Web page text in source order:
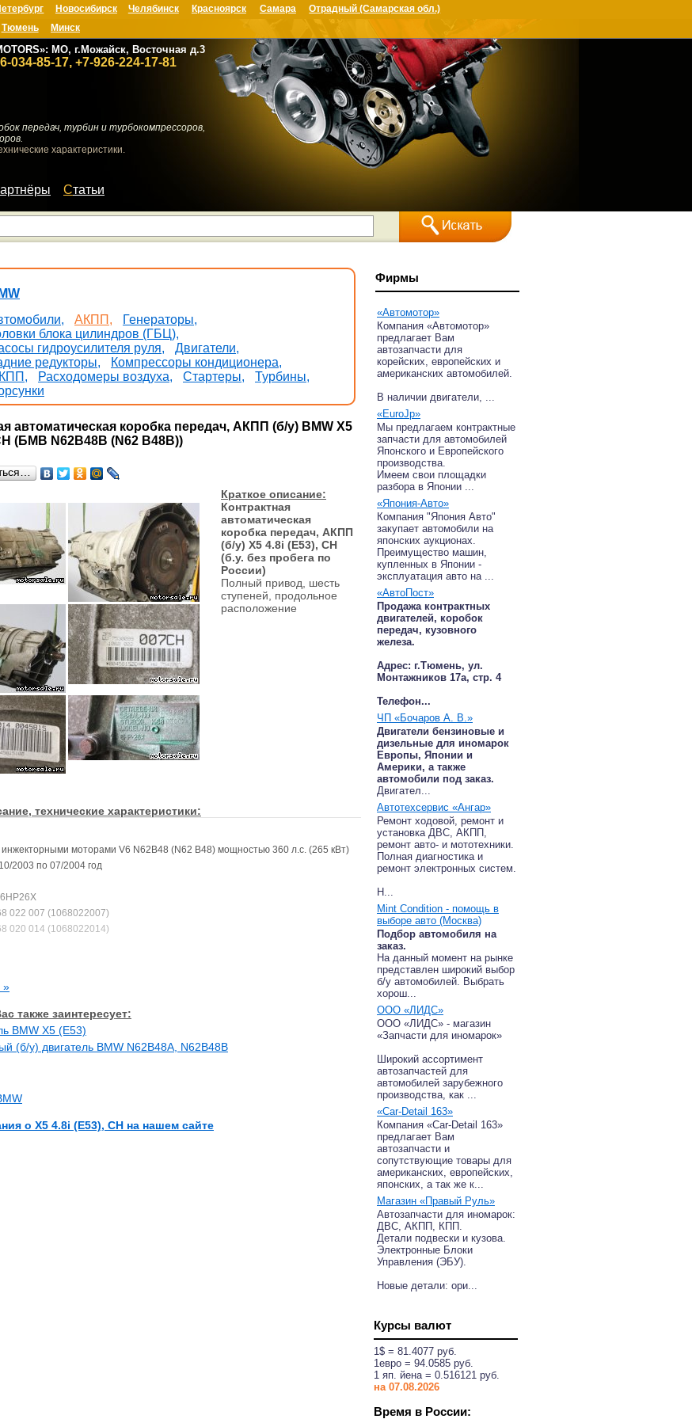
МО, г.Можайск, Восточная д.3
034-85-17, +7-926-224-17-81
Новосибирск Челябинск Красноярск Самара
Отрадный (Самарская обл.)
Тюмень Минск
передач, турбин и турбокомпрессоров,
характеристики.
Статьи
АКПП,
Генераторы,
блока цилиндров (ГБЦ),
гидроусилителя руля,
Двигатели,
редукторы,
Компрессоры кондиционера,
Расходомеры воздуха, Стартеры,
Турбины,
автоматическая коробка передач, АКПП (б/у) BMW X5
(БМВ N62B48B (N62 B48B))
Краткое описание:
Контрактная
автоматическая
коробка передач, АКПП
(б/у) X5 4.8i (E53), CH
(б.у. без пробега по
России)
Полный привод, шесть
ступеней, продольное
расположение
технические характеристики:
моторами V6 N62B48 (N62 B48) мощностью 360 л.с. (265 кВт)
2003 по 07/2004 год
022 007 (1068022007)
020 014 (1068022014)
»
также заинтересует:
BMW X5 (E53)
(б/у) двигатель BMW N62B48A, N62B48B
о X5 4.8i (E53), CH на нашем сайте
Фирмы
«Автомотор»
Компания «Автомотор»
предлагает Вам
автозапчасти для
корейских, европейских и
американских автомобилей.
В наличии двигатели, ...
«EuroJp»
Мы предлагаем контрактные
запчасти для автомобилей
Японского и Европейского
производства.
Имеем свои площадки
разбора в Японии ...
«Япония-Авто»
Компания "Япония Авто"
закупает автомобили на
японских аукционах.
Преимущество машин,
купленных в Японии -
эксплуатация авто на ...
«АвтоПост»
Продажа контрактных
двигателей, коробок
передач, кузовного
железа.
Адрес: г.Тюмень, ул.
Монтажников 17а, стр. 4
Телефон...
ЧП «Бочаров А. В.»
Двигатели бензиновые и
дизельные для иномарок
Европы, Японии и
Америки, а также
автомобили под заказ.
Двигател...
Автотехсервис «Ангар»
Ремонт ходовой, ремонт и
установка ДВС, АКПП,
ремонт авто- и мототехники.
Полная диагностика и
ремонт электронных систем.
Н...
Mint Condition - помощь в
выборе авто (Москва)
Подбор автомобиля на
заказ.
На данный момент на рынке
представлен широкий выбор
б/у автомобилей. Выбрать
хорош...
ООО «ЛИДС»
ООО «ЛИДС» - магазин
«Запчасти для иномарок»
Широкий ассортимент
автозапчастей для
автомобилей зарубежного
производства, как ...
«Car-Detail 163»
Компания «Car-Detail 163»
предлагает Вам
автозапчасти и
сопутствующие товары для
американских, европейских,
японских, а так же к...
Магазин «Правый Руль»
Автозапчасти для иномарок:
ДВС, АКПП, КПП.
Детали подвески и кузова.
Электронные Блоки
Управления (ЭБУ).
Новые детали: ори...
Курсы валют
1$ = 81.4077 руб.
1eвро = 94.0585 руб.
1 яп. йена = 0.516121 руб.
на 07.08.2026
Время в России: